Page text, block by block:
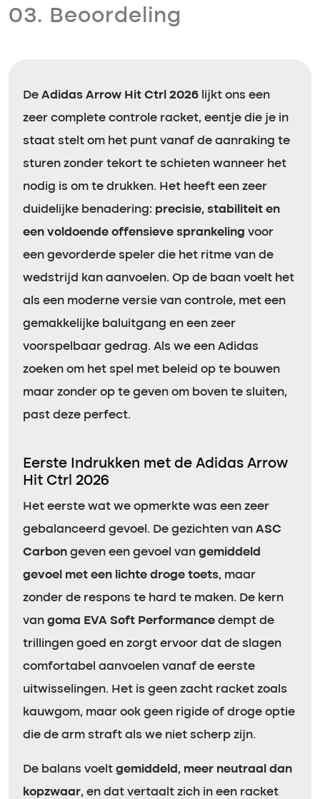
03. Beoordeling
De Adidas Arrow Hit Ctrl 2026 lijkt ons een
zeer complete controle racket, eentje die je in
staat stelt om het punt vanaf de aanraking te
sturen zonder tekort te schieten wanneer het
nodig is om te drukken. Het heeft een zeer
duidelijke benadering: precisie, stabiliteit en
een voldoende offensieve sprankeling voor
een gevorderde speler die het ritme van de
wedstrijd kan aanvoelen. Op de baan voelt het
als een moderne versie van controle, met een
gemakkelijke baluitgang en een zeer
voorspelbaar gedrag. Als we een Adidas
zoeken om het spel met beleid op te bouwen
maar zonder op te geven om boven te sluiten,
past deze perfect.
Eerste Indrukken met de Adidas Arrow
Hit Ctrl 2026
Het eerste wat we opmerkte was een zeer
gebalanceerd gevoel. De gezichten van ASC
Carbon geven een gevoel van gemiddeld
gevoel met een lichte droge toets, maar
zonder de respons te hard te maken. De kern
van goma EVA Soft Performance dempt de
trillingen goed en zorgt ervoor dat de slagen
comfortabel aanvoelen vanaf de eerste
uitwisselingen. Het is geen zacht racket zoals
kauwgom, maar ook geen rigide of droge optie
die de arm straft als we niet scherp zijn.
De balans voelt gemiddeld, meer neutraal dan
kopzwaar, en dat vertaalt zich in een racket